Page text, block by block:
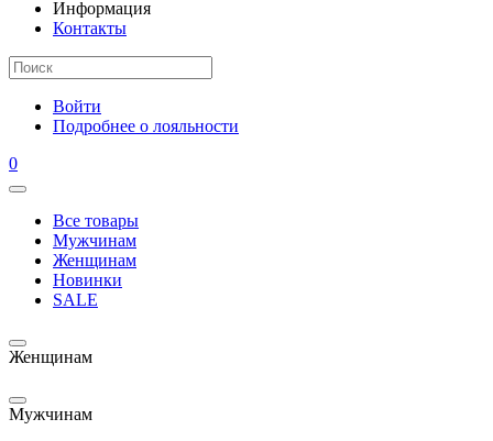
Информация
Контакты
Войти
Подробнее о лояльности
0
Все товары
Мужчинам
Женщинам
Новинки
SALE
Женщинам
Мужчинам